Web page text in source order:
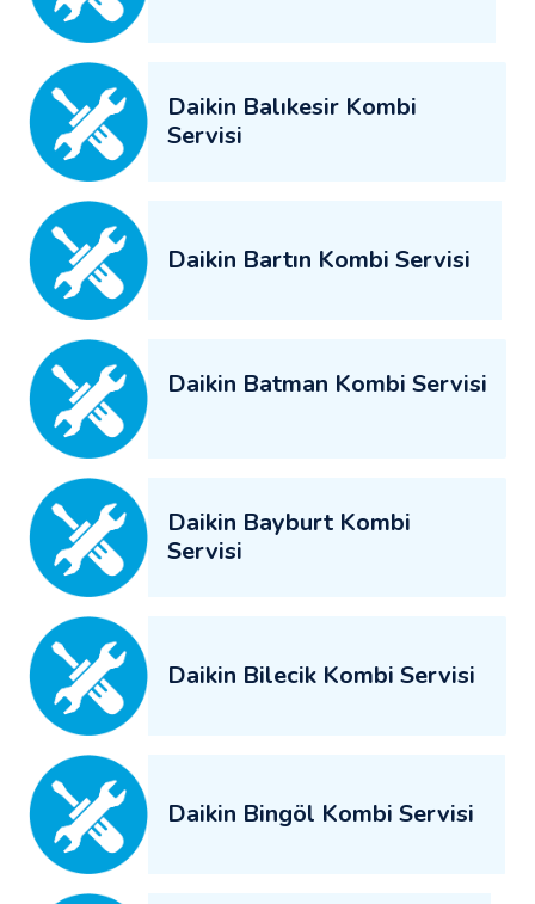
Daikin Balıkesir Kombi
Servisi
Daikin Bartın Kombi Servisi
Daikin Batman Kombi Servisi
Daikin Bayburt Kombi
Servisi
Daikin Bilecik Kombi Servisi
Daikin Bingöl Kombi Servisi